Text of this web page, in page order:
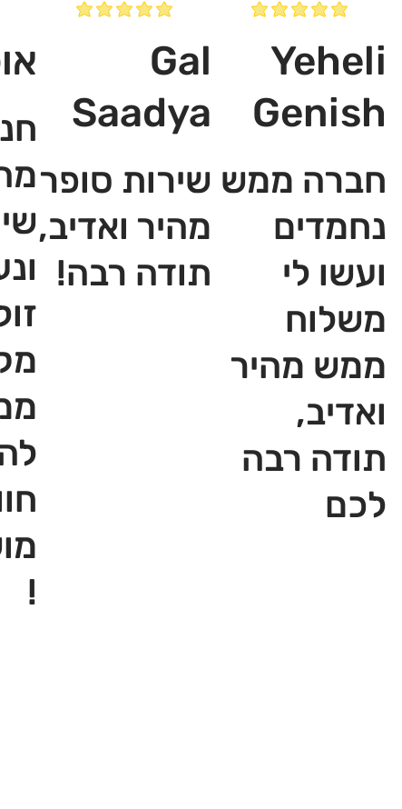
!‎
Gal
Saadya
שירות סופר
מהיר ואדיב,
תודה רבה!
Yeheli
Genish
חברה ממש
נחמדים
ועשו לי
משלוח
ממש מהיר
ואדיב,
תודה רבה
לכם